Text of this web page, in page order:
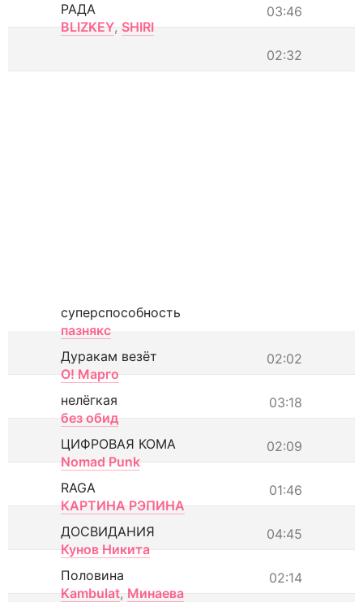
03:46
РАДА
BLIZKEY, SHIRI
02:32
суперспособность
пазнякс
02:02
Дуракам везёт
О! Марго
03:18
нелёгкая
без обид
02:09
ЦИФРОВАЯ КОМА
Nomad Punk
01:46
RAGA
КАРТИНА РЭПИНА
04:45
ДОСВИДАНИЯ
Кунов Никита
02:14
Половина
Kambulat, Минаева